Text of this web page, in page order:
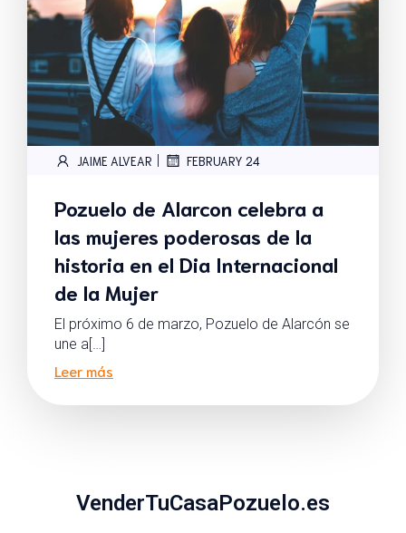
JAIME ALVEAR | FEBRUARY 24
Pozuelo de Alarcon celebra a
las mujeres poderosas de la
historia en el Dia Internacional
de la Mujer
El próximo 6 de marzo, Pozuelo de Alarcón se
une a[…]
Leer más
VenderTuCasaPozuelo.es